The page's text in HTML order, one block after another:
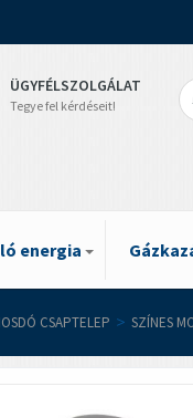
ÜGYFÉLSZOLGÁLAT
Tegye fel kérdéseit!
energia
CSAPTELEP > SZÍNES